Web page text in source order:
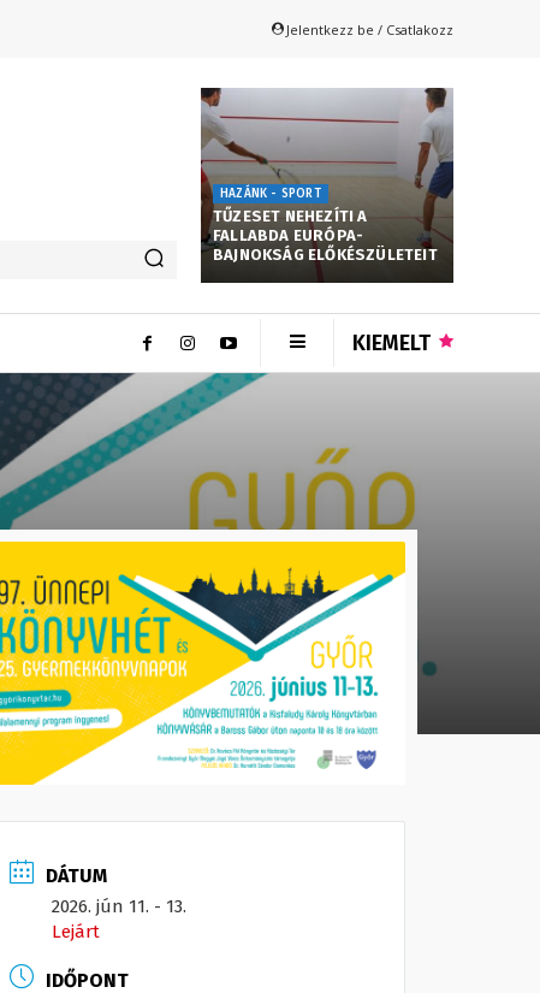
Jelentkezz be / Csatlakozz
HAZÁNK - SPORT
TŰZESET NEHEZÍTI A
FALLABDA EURÓPA-
BAJNOKSÁG ELŐKÉSZÜLETEIT
KIEMELT
DÁTUM
2026. jún 11. - 13.
Lejárt
IDŐPONT